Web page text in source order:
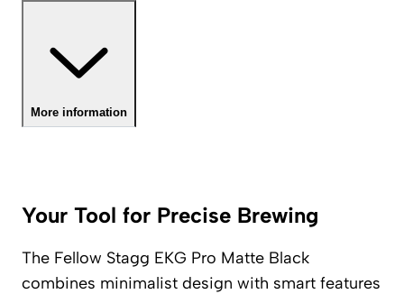
More information
Your Tool for Precise Brewing
The Fellow Stagg EKG Pro Matte Black
combines minimalist design with smart features